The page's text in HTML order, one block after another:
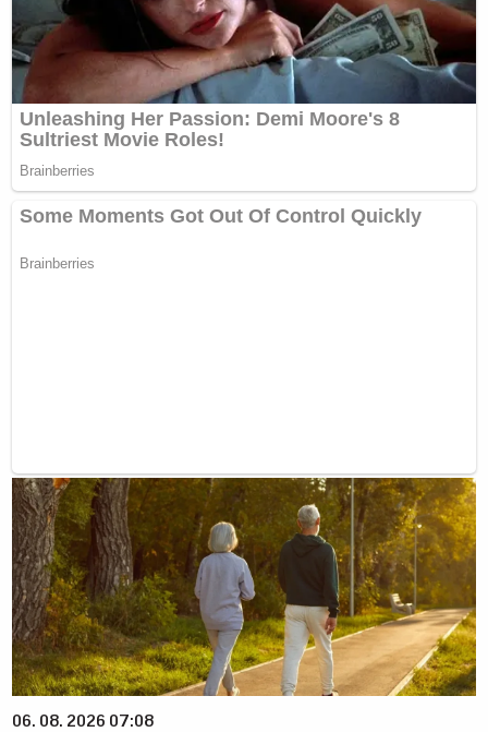
06. 08. 2026 07:08